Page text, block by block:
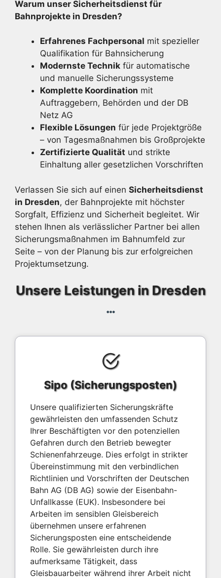
Warum unser Sicherheitsdienst für
Bahnprojekte in Dresden?
Erfahrenes Fachpersonal mit spezieller
Qualifikation für Bahnsicherung
Modernste Technik für automatische
und manuelle Sicherungssysteme
Komplette Koordination mit
Auftraggebern, Behörden und der DB
Netz AG
Flexible Lösungen für jede Projektgröße
– von Tagesmaßnahmen bis Großprojekte
Zertifizierte Qualität und strikte
Einhaltung aller gesetzlichen Vorschriften
Verlassen Sie sich auf einen Sicherheitsdienst
in Dresden, der Bahnprojekte mit höchster
Sorgfalt, Effizienz und Sicherheit begleitet. Wir
stehen Ihnen als verlässlicher Partner bei allen
Sicherungsmaßnahmen im Bahnumfeld zur
Seite – von der Planung bis zur erfolgreichen
Projektumsetzung.
Unsere Leistungen in Dresden
Sipo (Sicherungsposten)
Unsere qualifizierten Sicherungskräfte
gewährleisten den umfassenden Schutz
Ihrer Beschäftigten vor den potenziellen
Gefahren durch den Betrieb bewegter
Schienenfahrzeuge. Dies erfolgt in strikter
Übereinstimmung mit den verbindlichen
Richtlinien und Vorschriften der Deutschen
Bahn AG (DB AG) sowie der Eisenbahn-
Unfallkasse (EUK). Insbesondere bei
Arbeiten im sensiblen Gleisbereich
übernehmen unsere erfahrenen
Sicherungsposten eine entscheidende
Rolle. Sie gewährleisten durch ihre
aufmerksame Tätigkeit, dass
Gleisbauarbeiter während ihrer Arbeit nicht